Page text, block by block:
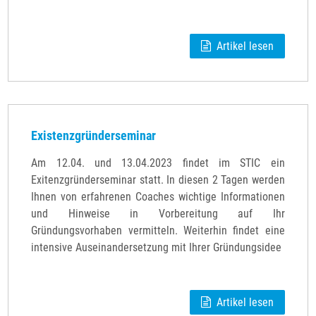
Artikel lesen
Existenzgründerseminar
Am 12.04. und 13.04.2023 findet im STIC ein
Exitenzgründerseminar statt. In diesen 2 Tagen werden
Ihnen von erfahrenen Coaches wichtige Informationen
und Hinweise in Vorbereitung auf Ihr
Gründungsvorhaben vermitteln. Weiterhin findet eine
intensive Auseinandersetzung mit Ihrer Gründungsidee
Artikel lesen